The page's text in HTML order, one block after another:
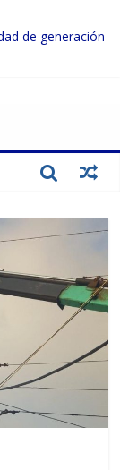
de generación
eléctricas
privado para
del SEN